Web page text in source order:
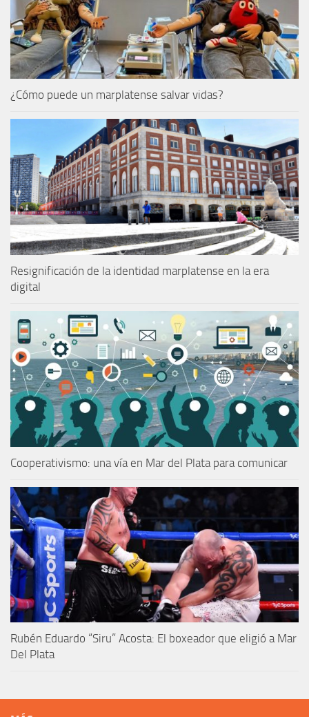
¿Cómo puede un marplatense salvar vidas?
Resignificación de la identidad marplatense en la era
digital
Cooperativismo: una vía en Mar del Plata para comunicar
Rubén Eduardo “Siru” Acosta: El boxeador que eligió a Mar
Del Plata